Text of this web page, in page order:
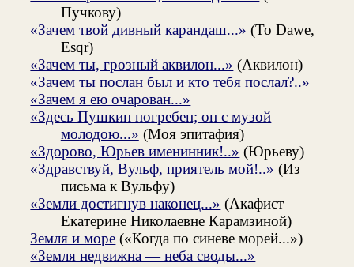
Пучкову)
«Зачем твой дивный карандаш...» (To Dawe,
Esqr)
«Зачем ты, грозный аквилон...» (Аквилон)
«Зачем ты послан был и кто тебя послал?..»
«Зачем я ею очарован...»
«Здесь Пушкин погребен; он с музой
молодою...» (Моя эпитафия)
«Здорово, Юрьев именинник!..» (Юрьеву)
«Здравствуй, Вульф, приятель мой!..» (Из
письма к Вульфу)
«Земли достигнув наконец...» (Акафист
Екатерине Николаевне Карамзиной)
Земля и море («Когда по синеве морей...»)
«Земля недвижна — неба своды...»